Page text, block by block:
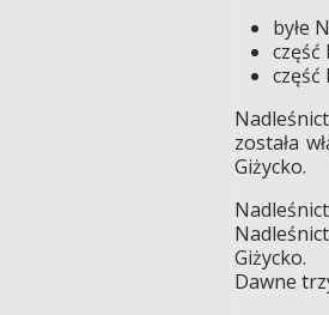
byłe
część
część
została
Giżycko.
Giżycko.
Dawne